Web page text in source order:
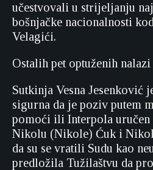
učestvovali u strijeljanju
bošnjačke nacionalnosti
Velagići.
Ostalih pet optuženih
Sutkinja Vesna Jesenković
sigurna da je poziv putem
pomoći ili Interpola uručen
Nikolu (Nikole) Ćuk i
da su se vratili Sudu kao
predložila Tužilaštvu da